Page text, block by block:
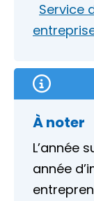
Service
À noter
L’année
année